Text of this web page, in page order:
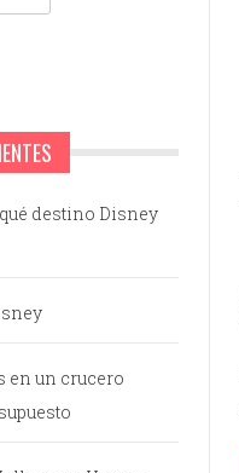
destino Disney
en un crucero